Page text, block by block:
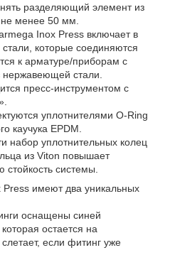
разделяющий элемент из
менее 50 мм.
Inox Press включает в
которые соединяются
к арматуре/приборам с
стали.
пресс-инструментом с
уплотнителями O-Ring
каучука EPDM.
набор уплотнительных колец
из Viton повышает
системы.
имеют два уникальных
оснащены синей
остается на
если фитинг уже